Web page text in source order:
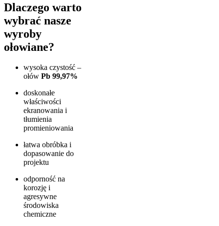
Dlaczego warto
wybrać nasze
wyroby
ołowiane?
wysoka czystość –
ołów Pb 99,97%
doskonałe
właściwości
ekranowania i
tłumienia
promieniowania
łatwa obróbka i
dopasowanie do
projektu
odporność na
korozję i
agresywne
środowiska
chemiczne